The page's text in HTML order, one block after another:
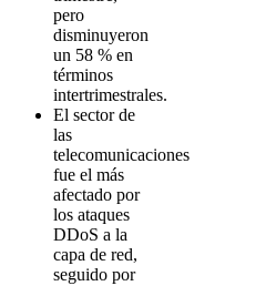
pero
disminuyeron
un 58 % en
términos
intertrimestrales.
El sector de
las
telecomunicaciones
fue el más
afectado por
los ataques
DDoS a la
capa de red,
seguido por